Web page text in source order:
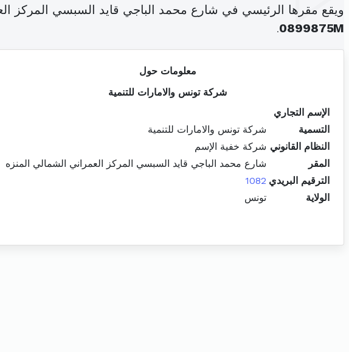
ويقع مقرها الرئيسي في شارع محمد الباجي قايد السبسي المركز
0899875M
.
معلومات حول
شركة تونس والامارات للتنمية
الإسم التجاري
التسمية
شركة تونس والامارات للتنمية
النظام القانوني شركة خفية الإسم
المقر
شارع محمد الباجي قايد السبسي المركز العمراني الشمالي المنزه
الترقيم البريدي 1082
الولاية
تونس